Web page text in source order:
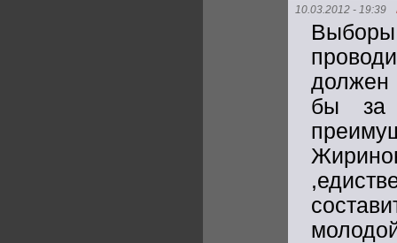
10.03.2012 - 19:39
должен
бы за